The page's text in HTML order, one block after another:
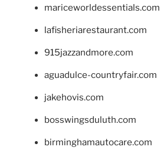
mariceworldessentials.com
lafisheriarestaurant.com
915jazzandmore.com
aguadulce-countryfair.com
jakehovis.com
bosswingsduluth.com
birminghamautocare.com